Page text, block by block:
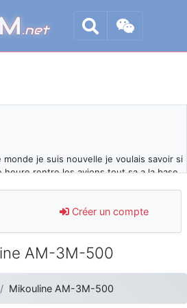
.net
monde je suis nouvelle je voulais savoir si
rentre les avions tout sa a la base
quelques blocages du site ces derniers
contre le spam et les bots trop nocifs
bannière
> lesquels ? je ne suis pas sûr de
Créer un compte
AM-3M-500
Mikouline AM-3M-500